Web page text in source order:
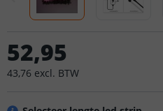
52,95
43,76 excl. BTW